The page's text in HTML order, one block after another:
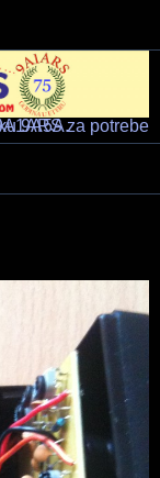
– 9A5A
i oznaku 9A5A.